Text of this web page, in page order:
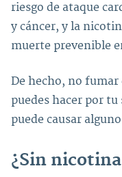
riesgo de ataque
y cáncer, y la
muerte prevenible
De hecho, no fumar
puedes hacer por tu
puede causar
¿Sin